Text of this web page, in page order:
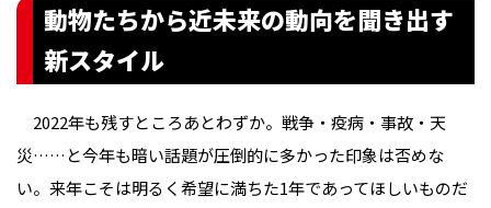
動物たちから近未来の動向を聞き出す
新スタイル
2022年も残すところあとわずか。戦争・疫病・事故・天
災……と今年も暗い話題が圧倒的に多かった印象は否めな
い。来年こそは明るく希望に満ちた1年であってほしいものだ